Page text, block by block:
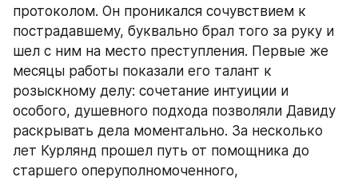
протоколом. Он проникался сочувствием к
пострадавшему, буквально брал того за руку и
шел с ним на место преступления. Первые же
месяцы работы показали его талант к
розыскному делу: сочетание интуиции и
особого, душевного подхода позволяли Давиду
раскрывать дела моментально. За несколько
лет Курлянд прошел путь от помощника до
старшего оперуполномоченного,